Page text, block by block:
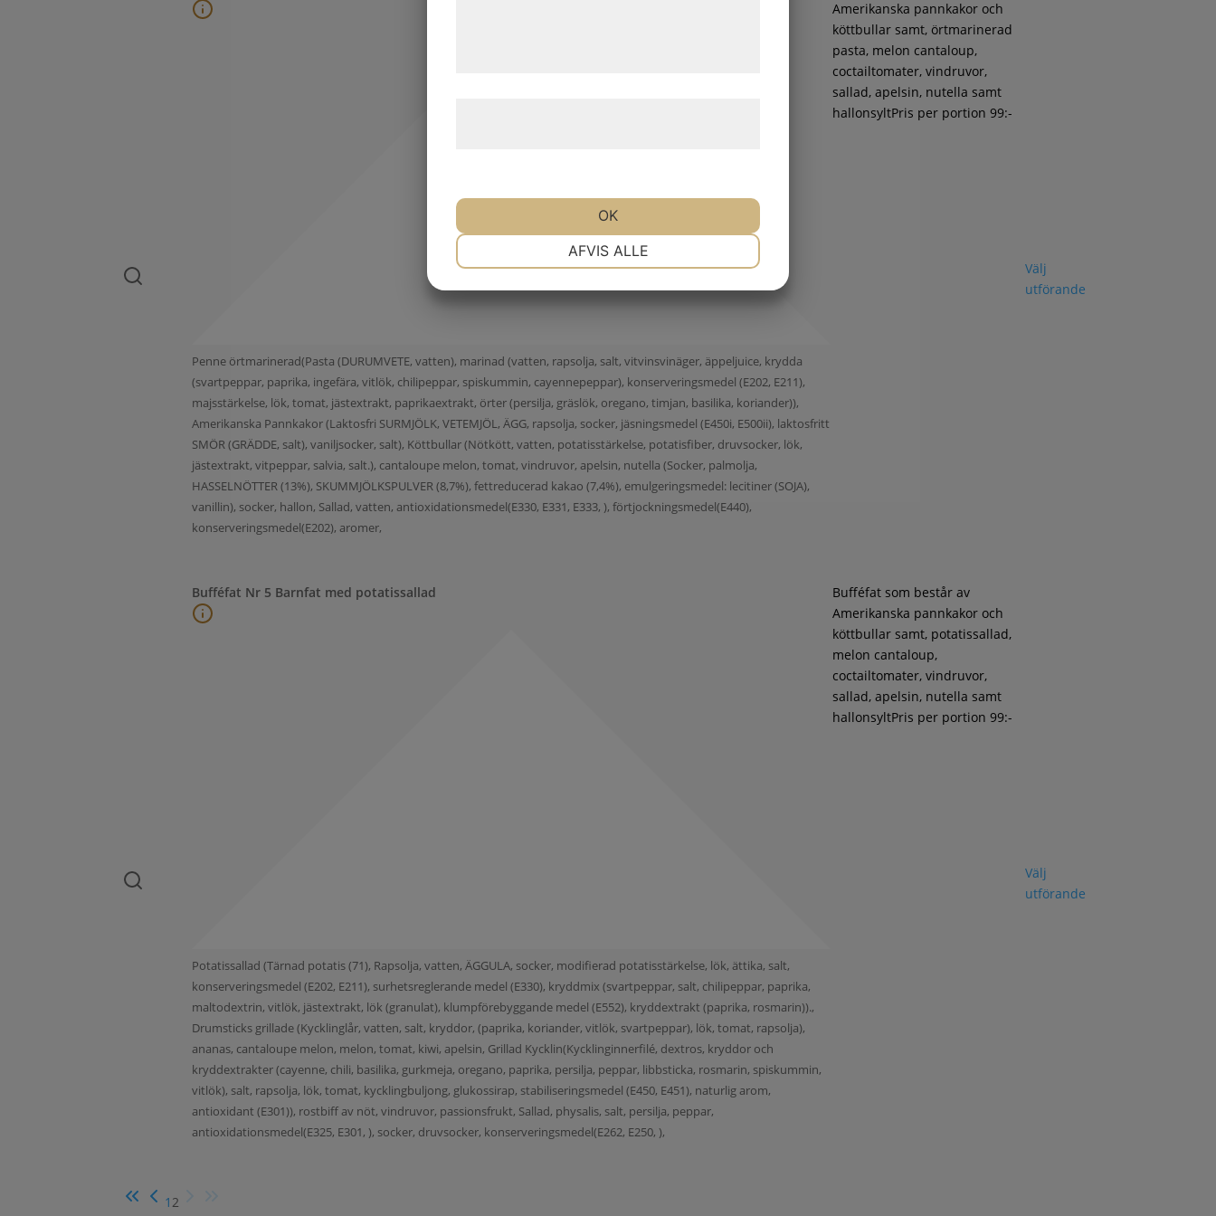
Penne örtmarinerad(Pasta (DURUMVETE, vatten), marinad (vatten, rapsolja, salt, vitvinsvinäger, äppeljuice, krydda
(svartpeppar, paprika, ingefära, vitlök, chilipeppar, spiskummin, cayennepeppar), konserveringsmedel (E202, E211),
majsstärkelse, lök, tomat, jästextrakt, paprikaextrakt, örter (persilja, gräslök, oregano, timjan, basilika, koriander)),
Amerikanska Pannkakor (Laktosfri SURMJÖLK, VETEMJÖL, ÄGG, rapsolja, socker, jäsningsmedel (E450i, E500ii), laktosfritt
SMÖR (GRÄDDE, salt), vaniljsocker, salt), Köttbullar (Nötkött, vatten, potatisstärkelse, potatisfiber, druvsocker, lök,
jästextrakt, vitpeppar, salvia, salt.), cantaloupe melon, tomat, vindruvor, apelsin, nutella (Socker, palmolja,
HASSELNÖTTER (13%), SKUMMJÖLKSPULVER (8,7%), fettreducerad kakao (7,4%), emulgeringsmedel: lecitiner (SOJA),
vanillin), socker, hallon, Sallad, vatten, antioxidationsmedel(E330, E331, E333, ), förtjockningsmedel(E440),
konserveringsmedel(E202), aromer,
Amerikanska pannkakor och
köttbullar samt, örtmarinerad
pasta, melon cantaloup,
coctailtomater, vindruvor,
sallad, apelsin, nutella samt
hallonsyltPris per portion 99:-
Välj
utförande
Bufféfat Nr 5 Barnfat med potatissallad
Potatissallad (Tärnad potatis (71), Rapsolja, vatten, ÄGGULA, socker, modifierad potatisstärkelse, lök, ättika, salt,
konserveringsmedel (E202, E211), surhetsreglerande medel (E330), kryddmix (svartpeppar, salt, chilipeppar, paprika,
maltodextrin, vitlök, jästextrakt, lök (granulat), klumpförebyggande medel (E552), kryddextrakt (paprika, rosmarin)).,
Drumsticks grillade (Kycklinglår, vatten, salt, kryddor, (paprika, koriander, vitlök, svartpeppar), lök, tomat, rapsolja),
ananas, cantaloupe melon, melon, tomat, kiwi, apelsin, Grillad Kycklin(Kycklinginnerfilé, dextros, kryddor och
kryddextrakter (cayenne, chili, basilika, gurkmeja, oregano, paprika, persilja, peppar, libbsticka, rosmarin, spiskummin,
vitlök), salt, rapsolja, lök, tomat, kycklingbuljong, glukossirap, stabiliseringsmedel (E450, E451), naturlig arom,
antioxidant (E301)), rostbiff av nöt, vindruvor, passionsfrukt, Sallad, physalis, salt, persilja, peppar,
antioxidationsmedel(E325, E301, ), socker, druvsocker, konserveringsmedel(E262, E250, ),
Bufféfat som består av
Amerikanska pannkakor och
köttbullar samt, potatissallad,
melon cantaloup,
coctailtomater, vindruvor,
sallad, apelsin, nutella samt
hallonsyltPris per portion 99:-
Välj
utförande
1 2
AFVIS ALLE
OK